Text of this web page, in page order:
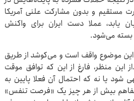
مستقیم و بدون مشارکت علنی آمریکا
یابد، عملا دست ایران برای واکنش
بسته‌ می‌شود.
این موضوع واقف است و می‌کوشد از طریق
این منظر، فارغ از این که توافق موقت
شود یا نه که احتمال آن فعلا پایین به
بیش از هر چیز یک «فرصت تنفس»